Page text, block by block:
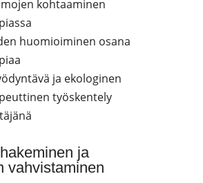
kohtaaminen
huomioiminen osana
ja ekologinen
työskentely
ja
vahvistaminen